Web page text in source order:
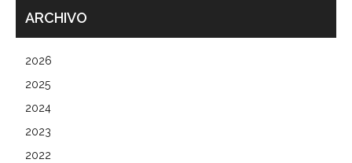
ARCHIVO
2026
2025
2024
2023
2022